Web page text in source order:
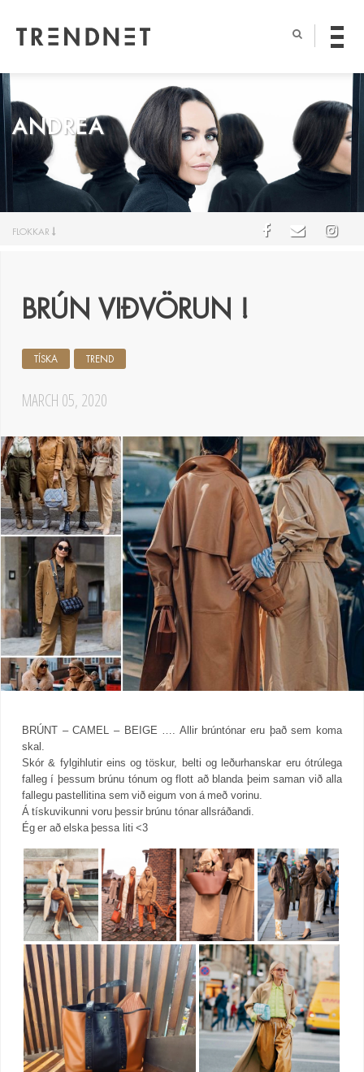
ANDREA
FLOKKAR
BRÚN VIÐVÖRUN !
MARCH 05, 2020
TÍSKA TREND
BRÚNT – CAMEL – BEIGE …. Allir brúntónar eru það sem koma
skal.
Skór & fylgihlutir eins og töskur, belti og leðurhanskar eru ótrúlega
falleg í þessum brúnu tónum og flott að blanda þeim saman við alla
fallegu pastellitina sem við eigum von á með vorinu.
Á tískuvikunni voru þessir brúnu tónar allsráðandi.
Ég er að elska þessa liti <3